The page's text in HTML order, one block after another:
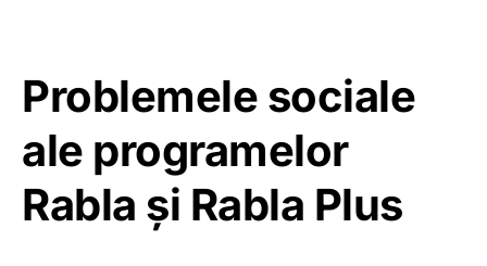
Problemele sociale
ale programelor
Rabla și Rabla Plus